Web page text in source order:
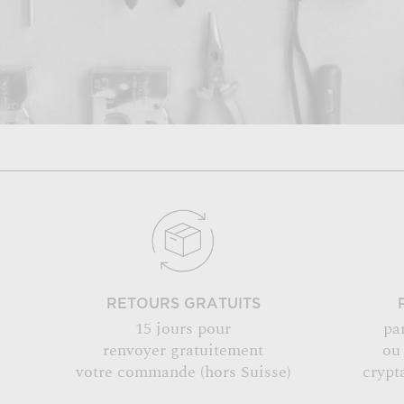
RETOURS GRATUITS
15 jours pour
renvoyer gratuitement
votre commande (hors Suisse)